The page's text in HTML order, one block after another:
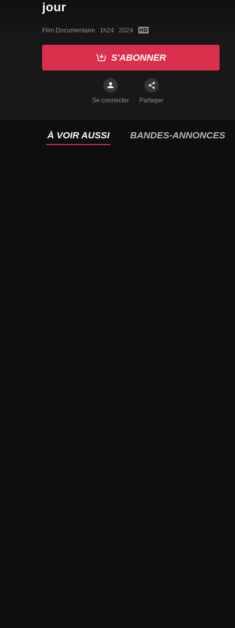
Film Documentaire   1h24   2024
S'ABONNER
Se connecter Partager
À VOIR AUSSI BANDES-ANNONCES